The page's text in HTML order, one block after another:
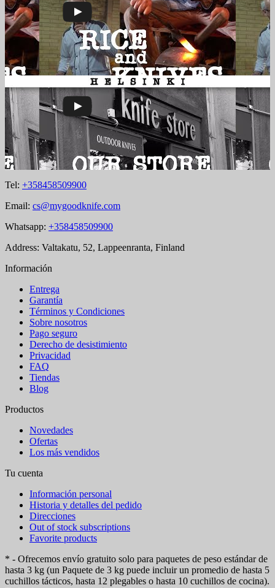
Tel: +358458509900
Email: cs@mygoodknife.com
Whatsapp: +358458509900
Address: Valtakatu, 52, Lappeenranta, Finland
Información
Entrega
Garantía
Términos y Condiciones
Sobre nosotros
Pago seguro
Derecho de desistimiento
Privacidad
FAQ
Tiendas
Blog
Productos
Novedades
Ofertas
Los más vendidos
Tu cuenta
Información personal
Historia y detalles del pedido
Direcciones
Out of stock subscriptions
Favorite products
* - Ofrecemos envío gratuito solo para paquetes de peso estándar de
hasta 3 kg (un Paquete de 3 kg puede incluir un promedio de hasta 5
cuchillos tácticos, hasta 12 plegables o hasta 10 cuchillos de cocina).